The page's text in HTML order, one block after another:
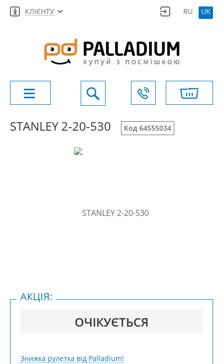
КЛІЄНТУ RU UK
STANLEY 2-20-530 Код 64555034
ОЧІКУЄТЬСЯ
АКЦІЯ:
Знижка рулетка від Palladium!